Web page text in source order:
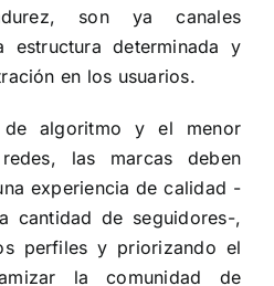
son ya canales
estructura determinada y
en los usuarios.
algoritmo y el menor
las marcas deben
experiencia de calidad -
cantidad de seguidores-,
perfiles y priorizando el
la comunidad de